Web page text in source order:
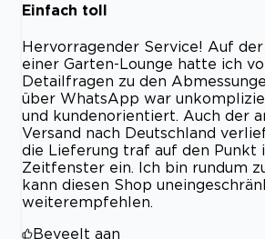
Einfach toll
Hervorragender Service! Auf der
einer Garten-Lounge hatte ich
Detailfragen zu den
über WhatsApp war
und kundenorientiert. Auch der
Versand nach Deutschland
die Lieferung traf auf den Punkt
Zeitfenster ein. Ich bin rundum
kann diesen Shop
weiterempfehlen.
Beveelt aan